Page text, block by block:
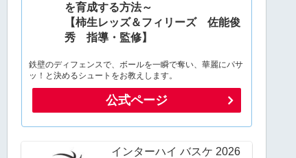
を育成する方法～
【柿生レッズ＆フィリーズ 佐能俊
秀 指導・監修】
鉄壁のディフェンスで、ボールを一瞬で奪い、華麗にパサ
ッ！と決めるシュートをお教えします。
公式ページ
インターハイ バスケ 2026